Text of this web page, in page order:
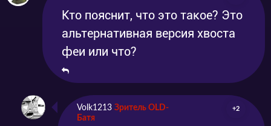
Кто пояснит, что это такое? Это
альтернативная версия хвоста
феи или что?
Volk1213 Зритель OLD-
Батя
+2